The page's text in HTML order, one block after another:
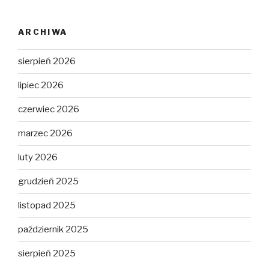
ARCHIWA
sierpień 2026
lipiec 2026
czerwiec 2026
marzec 2026
luty 2026
grudzień 2025
listopad 2025
październik 2025
sierpień 2025